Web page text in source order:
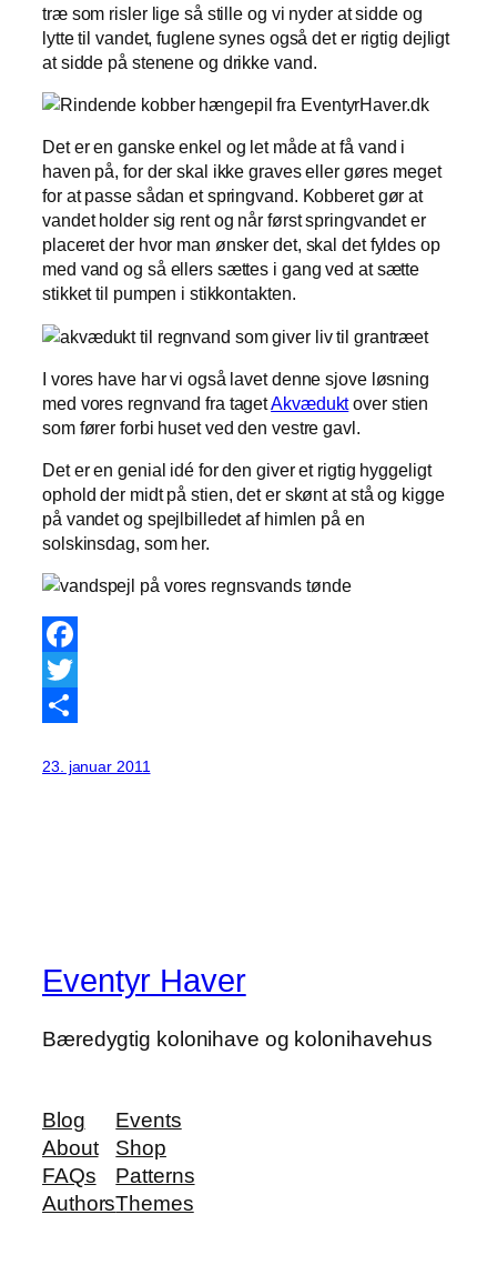
træ som risler lige så stille og vi nyder at sidde og
lytte til vandet, fuglene synes også det er rigtig dejligt
at sidde på stenene og drikke vand.
Det er en ganske enkel og let måde at få vand i
haven på, for der skal ikke graves eller gøres meget
for at passe sådan et springvand. Kobberet gør at
vandet holder sig rent og når først springvandet er
placeret der hvor man ønsker det, skal det fyldes op
med vand og så ellers sættes i gang ved at sætte
stikket til pumpen i stikkontakten.
I vores have har vi også lavet denne sjove løsning
med vores regnvand fra tagetAkvæduktover stien
som fører forbi huset ved den vestre gavl.
Det er en genial idé for den giver et rigtig hyggeligt
ophold der midt på stien, det er skønt at stå og kigge
på vandet og spejlbilledet af himlen på en
solskinsdag, som her.
Facebook
Twitter
23. januar 2011
Eventyr Haver
Bæredygtig kolonihave og kolonihavehus
Blog
About
FAQs
Authors
Events
Shop
Patterns
Themes